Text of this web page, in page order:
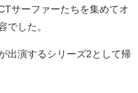
サーファーたちを集めてオ
でした。
出演するシリーズ2として帰